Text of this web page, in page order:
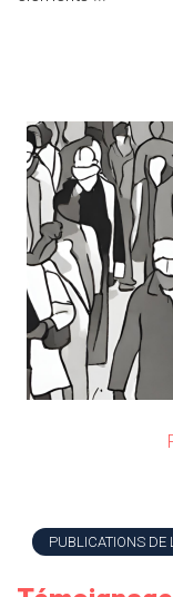
PUBLICATIONS DE